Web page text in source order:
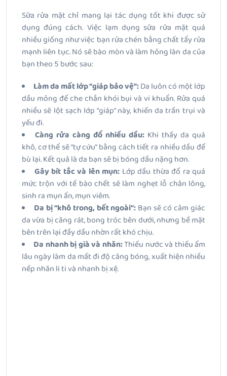
Sữa rửa mặt chỉ mang lại tác dụng tốt khi được sử
dụng đúng cách. Việc lạm dụng sữa rửa mặt quá
nhiều giống như việc bạn rửa chén bằng chất tẩy rửa
mạnh liên tục. Nó sẽ bào mòn và làm hỏng làn da của
bạn theo 5 bước sau:
Làm da mất lớp “giáp bảo vệ”:Da luôn có một lớp
dầu mỏng để che chắn khói bụi và vi khuẩn. Rửa quá
nhiều sẽ lột sạch lớp “giáp” này, khiến da trần trụi và
yếu đi.
Càng rửa càng đổ nhiều dầu: Khi thấy da quá
khô, cơ thể sẽ “tự cứu” bằng cách tiết ra nhiều dầu để
bù lại. Kết quả là da bạn sẽ bị bóng dầu nặng hơn.
Gây bít tắc và lên mụn: Lớp dầu thừa đổ ra quá
mức trộn với tế bào chết sẽ làm nghẹt lỗ chân lông,
sinh ra mụn ẩn, mụn viêm.
Da bị “khô trong, bết ngoài”: Bạn sẽ có cảm giác
da vừa bị căng rát, bong tróc bên dưới, nhưng bề mặt
bên trên lại đầy dầu nhờn rất khó chịu.
Da nhanh bị già và nhăn:Thiếu nước và thiếu ẩm
lâu ngày làm da mất đi độ căng bóng, xuất hiện nhiều
nếp nhăn li ti và nhanh bị xệ.